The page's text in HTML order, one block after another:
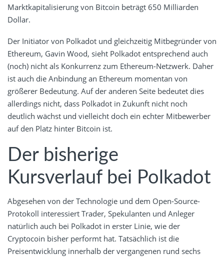
Marktkapitalisierung von Bitcoin beträgt 650 Milliarden
Dollar.
Der Initiator von Polkadot und gleichzeitig Mitbegründer von
Ethereum, Gavin Wood, sieht Polkadot entsprechend auch
(noch) nicht als Konkurrenz zum Ethereum-Netzwerk. Daher
ist auch die Anbindung an Ethereum momentan von
größerer Bedeutung. Auf der anderen Seite bedeutet dies
allerdings nicht, dass Polkadot in Zukunft nicht noch
deutlich wächst und vielleicht doch ein echter Mitbewerber
auf den Platz hinter Bitcoin ist.
Der bisherige
Kursverlauf bei Polkadot
Abgesehen von der Technologie und dem Open-Source-
Protokoll interessiert Trader, Spekulanten und Anleger
natürlich auch bei Polkadot in erster Linie, wie der
Cryptocoin bisher performt hat. Tatsächlich ist die
Preisentwicklung innerhalb der vergangenen rund sechs